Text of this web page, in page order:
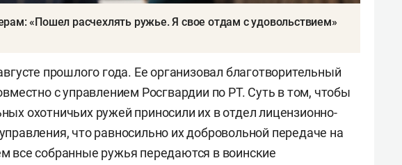
«Пошел расчехлять ружье. Я свое отдам с удовольствием»
прошлого года. Ее организовал благотворительный
с управлением Росгвардии по РТ. Суть в том, чтобы
охотничьих ружей приносили их в отдел лицензионно-
что равносильно их добровольной передаче на
собранные ружья передаются в воинские